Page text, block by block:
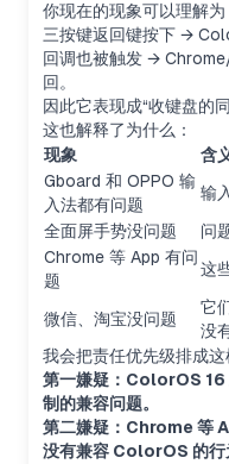
你现在的现象可以理解为
三按键返回键按下 →
回调也被触发 →
回。
因此它表现成“收键盘的
这也解释了为什么：
现象
含
Gboard 和 OPPO 输
入法都有问题
输
全面屏手势没问题
问
Chrome 等 App 有问
题
这
微信、淘宝没问题
它
没
我会把责任优先级排成这
第一嫌疑：ColorOS 16
制的兼容问题。
第二嫌疑：Chrome 等
没有兼容 ColorOS 的行